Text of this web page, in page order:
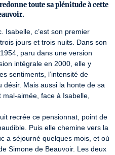
toute sa plénitude à cette
Isabelle, c’est son premier
jours et trois nuits. Dans son
paru dans une version
intégrale en 2000, elle y
sentiments, l’intensité de
désir. Mais aussi la honte de sa
aimée, face à Isabelle,
recrée ce pensionnat, point de
Puis elle chemine vers la
a séjourné quelques mois, et où
Simone de Beauvoir. Les deux